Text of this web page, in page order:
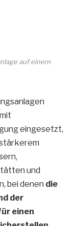
auf einem
eingesetzt,
und
bei denen die
der
einen